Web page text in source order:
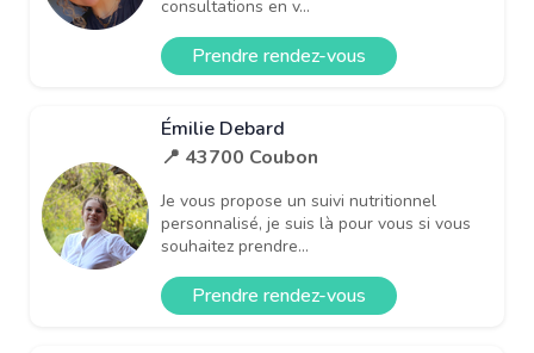
consultations en v...
Prendre rendez-vous
Émilie Debard
📍 43700 Coubon
Je vous propose un suivi nutritionnel
personnalisé, je suis là pour vous si vous
souhaitez prendre...
Prendre rendez-vous